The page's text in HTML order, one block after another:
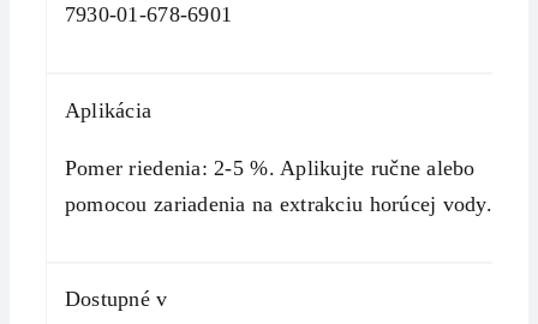
7930-01-678-6901
Aplikácia
Pomer riedenia: 2-5 %. Aplikujte ručne alebo
pomocou zariadenia na extrakciu horúcej vody.
Dostupné v